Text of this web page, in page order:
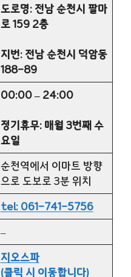
도로명: 전남 순천시 팔마
로 159 2층
지번: 전남 순천시 덕암동
188-89
00:00 – 24:00
정기휴무: 매월 3번째 수
요일
순천역에서 이마트 방향
으로 도보로 3분 위치
tel: 061-741-5756
–
지오스파
(클릭 시 이동합니다)